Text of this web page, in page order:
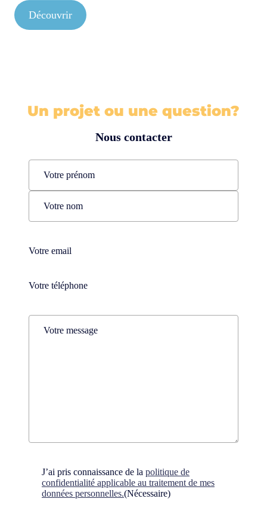
Découvrir
Un projet ou une question?
Nous contacter
Name
Prénom
Téléphone(Nécessaire)
Téléphone(Nécessaire)
Comments
Consent(Nécessaire)
J’ai pris connaissance de la politique de
confidentialité applicable au traitement de mes
données personnelles.(Nécessaire)